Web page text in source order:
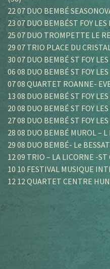
22 07 DUO BEMBÉ
23 07 DUO BEMBÉST FOY
25 07 DUO TROMPETTE LE
29 07 TRIO PLACE DU
30 07 DUO BEMBÉ ST FOY
06 08 DUO BEMBÉ ST FOY
07 08 QUARTET ROANNE-
13 08 DUO BEMBÉ ST FOY
20 08 DUO BEMBÉ ST FOY
27 08 DUO BEMBÉ ST FOY
28 08 DUO BEMBÉ MUROL –
29 08 DUO BEMBÉ- Le
12 09 TRIO – LA LICORNE -
10 10 FESTIVAL MUSIQUE
12 12 QUARTET CENTRE